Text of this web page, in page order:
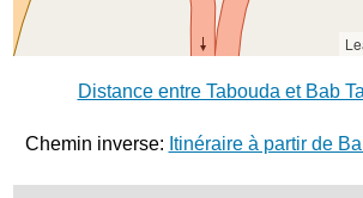
Distance entre Tabouda et Bab
Chemin inverse: Itinéraire à partir de